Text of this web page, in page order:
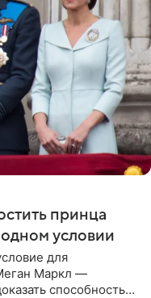
принца
условии
для
Маркл —
способность